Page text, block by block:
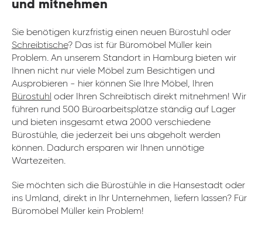
und mitnehmen
Sie benötigen kurzfristig einen neuen Bürostuhl oder
Schreibtische? Das ist für Büromöbel Müller kein
Problem. An unserem Standort in Hamburg bieten wir
Ihnen nicht nur viele Möbel zum Besichtigen und
Ausprobieren - hier können Sie Ihre Möbel, Ihren
Bürostuhl oder Ihren Schreibtisch direkt mitnehmen! Wir
führen rund 500 Büroarbeitsplätze ständig auf Lager
und bieten insgesamt etwa 2000 verschiedene
Bürostühle, die jederzeit bei uns abgeholt werden
können. Dadurch ersparen wir Ihnen unnötige
Wartezeiten.
Sie möchten sich die Bürostühle in die Hansestadt oder
ins Umland, direkt in Ihr Unternehmen, liefern lassen? Für
Büromöbel Müller kein Problem!